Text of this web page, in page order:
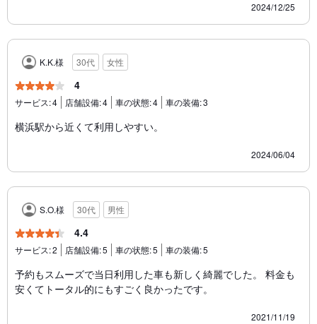
2024/12/25
K.K.様 30代 女性
4
サービス:4 店舗設備:4 車の状態:4 車の装備:3
横浜駅から近くて利用しやすい。
2024/06/04
S.O.様 30代 男性
4.4
サービス:2 店舗設備:5 車の状態:5 車の装備:5
予約もスムーズで当日利用した車も新しく綺麗でした。 料金も
安くてトータル的にもすごく良かったです。
2021/11/19